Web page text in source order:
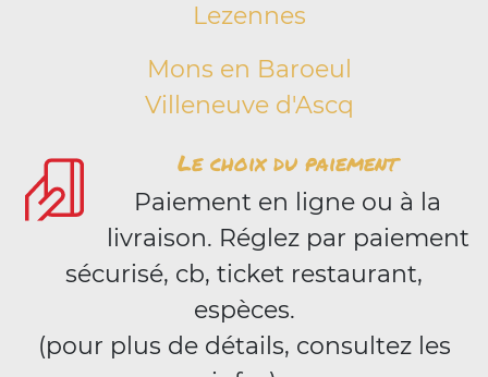
Lezennes
Mons en Baroeul
Villeneuve d'Ascq
Le choix du paiement
Paiement en ligne ou à la
livraison. Réglez par paiement
sécurisé, cb, ticket restaurant,
espèces.
(pour plus de détails, consultez les